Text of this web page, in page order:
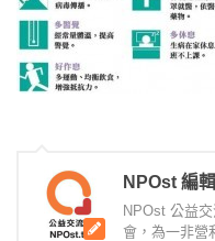
NPOst 編
NPOst 公益
會，為一非營